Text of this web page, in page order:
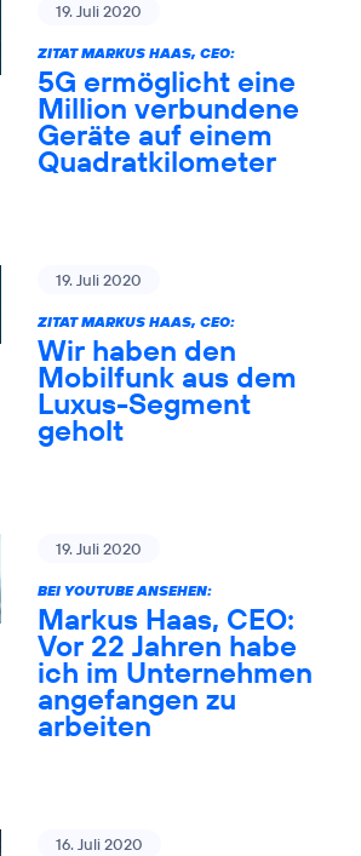
19. Juli 2020
ZITAT MARKUS HAAS, CEO:
5G ermöglicht eine
Million verbundene
Geräte auf einem
Quadratkilometer
19. Juli 2020
ZITAT MARKUS HAAS, CEO:
Wir haben den
Mobilfunk aus dem
Luxus-Segment
geholt
19. Juli 2020
BEI YOUTUBE ANSEHEN:
Markus Haas, CEO:
Vor 22 Jahren habe
ich im Unternehmen
angefangen zu
arbeiten
16. Juli 2020